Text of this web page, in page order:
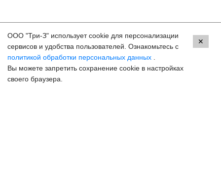
Задать вопрос
Контакты
Краснодар, ул. Красных Партизан, 18
8 (800) 250-33-30
ООО "Три-З" использует cookie для персонализации
сервисов и удобства пользователей. Ознакомьтесь с
политикой обработки персональных данных
Вы можете запретить сохранение cookie в настройках
своего браузера.
✕